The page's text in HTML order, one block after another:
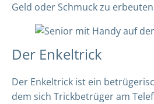
Geld oder Schmuck zu
Der Enkeltrick
Der Enkeltrick ist ein
dem sich Trickbetrüger am